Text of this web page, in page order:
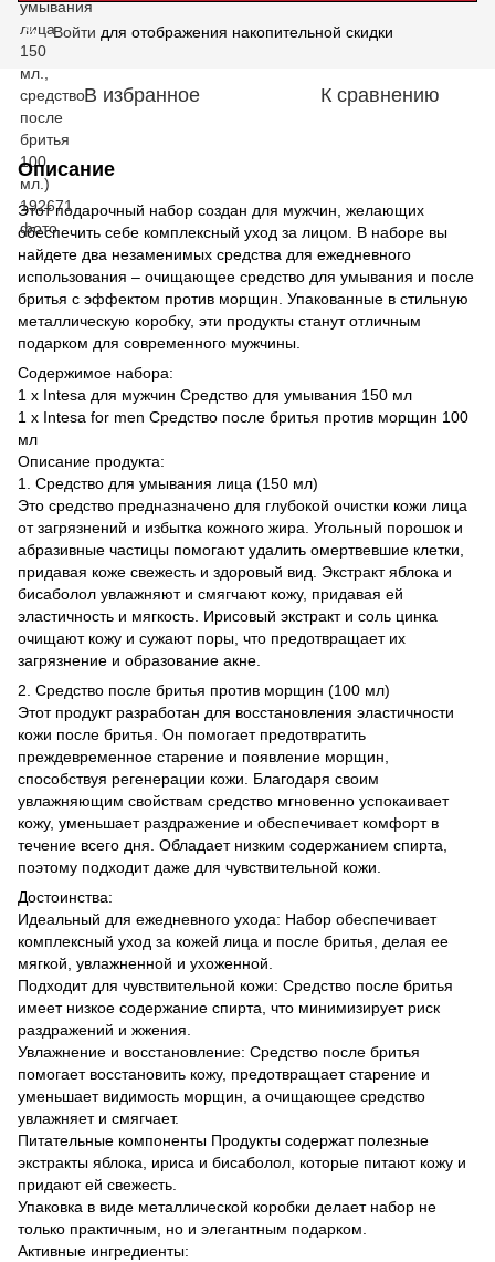
% Войти для отображения накопительной скидки
В избранное К сравнению
Описание
Этот подарочный набор создан для мужчин, желающих
обеспечить себе комплексный уход за лицом. В наборе вы
найдете два незаменимых средства для ежедневного
использования – очищающее средство для умывания и после
бритья с эффектом против морщин. Упакованные в стильную
металлическую коробку, эти продукты станут отличным
подарком для современного мужчины.
Содержимое набора:
1 x Intesa для мужчин Средство для умывания 150 мл
1 x Intesa for men Средство после бритья против морщин 100
мл
Описание продукта:
1. Средство для умывания лица (150 мл)
Это средство предназначено для глубокой очистки кожи лица
от загрязнений и избытка кожного жира. Угольный порошок и
абразивные частицы помогают удалить омертвевшие клетки,
придавая коже свежесть и здоровый вид. Экстракт яблока и
бисаболол увлажняют и смягчают кожу, придавая ей
эластичность и мягкость. Ирисовый экстракт и соль цинка
очищают кожу и сужают поры, что предотвращает их
загрязнение и образование акне.
2. Средство после бритья против морщин (100 мл)
Этот продукт разработан для восстановления эластичности
кожи после бритья. Он помогает предотвратить
преждевременное старение и появление морщин,
способствуя регенерации кожи. Благодаря своим
увлажняющим свойствам средство мгновенно успокаивает
кожу, уменьшает раздражение и обеспечивает комфорт в
течение всего дня. Обладает низким содержанием спирта,
поэтому подходит даже для чувствительной кожи.
Достоинства:
Идеальный для ежедневного ухода: Набор обеспечивает
комплексный уход за кожей лица и после бритья, делая ее
мягкой, увлажненной и ухоженной.
Подходит для чувствительной кожи: Средство после бритья
имеет низкое содержание спирта, что минимизирует риск
раздражений и жжения.
Увлажнение и восстановление: Средство после бритья
помогает восстановить кожу, предотвращает старение и
уменьшает видимость морщин, а очищающее средство
увлажняет и смягчает.
Питательные компоненты Продукты содержат полезные
экстракты яблока, ириса и бисаболол, которые питают кожу и
придают ей свежесть.
Упаковка в виде металлической коробки делает набор не
только практичным, но и элегантным подарком.
Активные ингредиенты: